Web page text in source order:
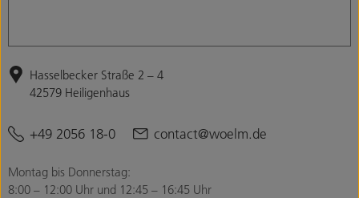
Hasselbecker Straße 2 – 4
42579 Heiligenhaus
+49 2056 18-0 contact@woelm.de
Montag bis Donnerstag:
8:00 – 12:00 Uhr und 12:45 – 16:45 Uhr